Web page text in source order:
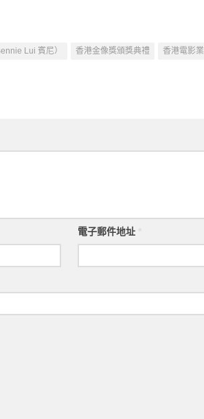
Lui 賓尼） 香港金像獎頒獎典禮 香港電影業
電子郵件地址